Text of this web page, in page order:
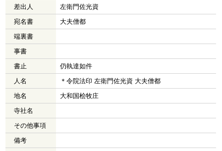
差出人
左衛門佐光資
宛名書
大夫僧都
端裏書
事書
書止
仍執達如件
人名
＊令院法印 左衛門佐光資 大夫僧都
地名
大和国桧牧庄
寺社名
その他事項
備考